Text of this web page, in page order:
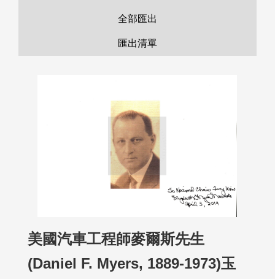
全部匯出
匯出清單
美國汽車工程師麥爾斯先生
(Daniel F. Myers, 1889-1973)玉